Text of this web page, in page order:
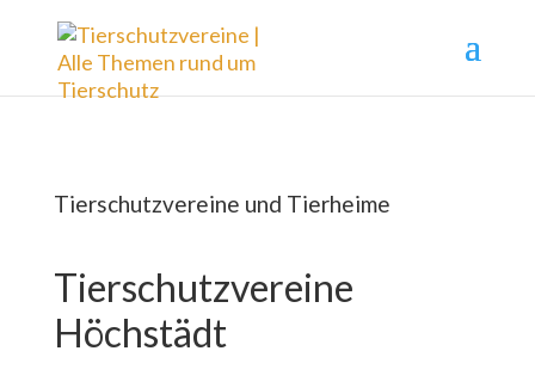
Tierschutzvereine und Tierheime
Tierschutzvereine
Höchstädt